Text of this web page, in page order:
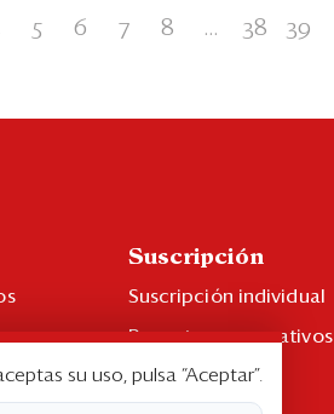
5 6 7 8 ... 38 39
Suscripción
Suscripción individual
Paquetes corporativos
Edición Impresa
su uso, pulsa “Aceptar”.